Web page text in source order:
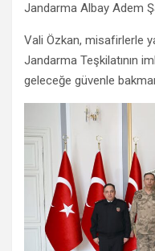
Jandarma Albay Adem
Vali Özkan, misafirlerle
Jandarma Teşkilatının
geleceğe güvenle